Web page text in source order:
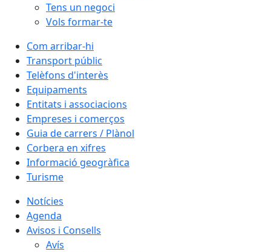
Tens un negoci
Vols formar-te
Com arribar-hi
Transport públic
Telèfons d'interès
Equipaments
Entitats i associacions
Empreses i comerços
Guia de carrers / Plànol
Corbera en xifres
Informació geogràfica
Turisme
Notícies
Agenda
Avisos i Consells
Avís